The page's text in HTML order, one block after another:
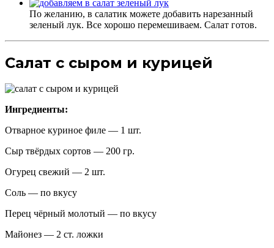
По желанию, в салатик можете добавить нарезанный
зеленый лук. Все хорошо перемешиваем. Салат готов.
Салат с сыром и курицей
Ингредиенты:
Отварное куриное филе — 1 шт.
Сыр твёрдых сортов — 200 гр.
Огурец свежий — 2 шт.
Соль — по вкусу
Перец чёрный молотый — по вкусу
Майонез — 2 ст. ложки